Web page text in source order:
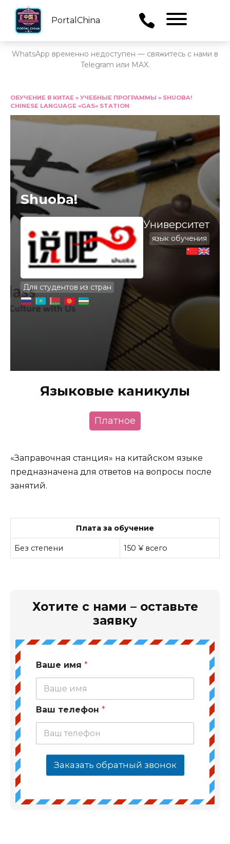
PortalChina
WhatsApp временно недоступен — свяжитесь с нами в
Telegram или MAX.
содержанию
ОБУЧЕНИЕ В КИТАЕ » УЧЕБНЫЕ ПРОГРАММЫ » SHUOBA!
CHINESE LANGUAGE «GAS» STATION
Shuoba!
Для студентов из стран
Университет
язык обучения
Языковые каникулы
Платное
«Заправочная станция» на китайском языке
предназначена для ответов на вопросы после
занятий.
Плата за обучение
Без степени 150 ¥ всего
Хотите с нами – оставьте
заявку
Ваше имя *
Ваш телефон *
Заказать обратный звонок